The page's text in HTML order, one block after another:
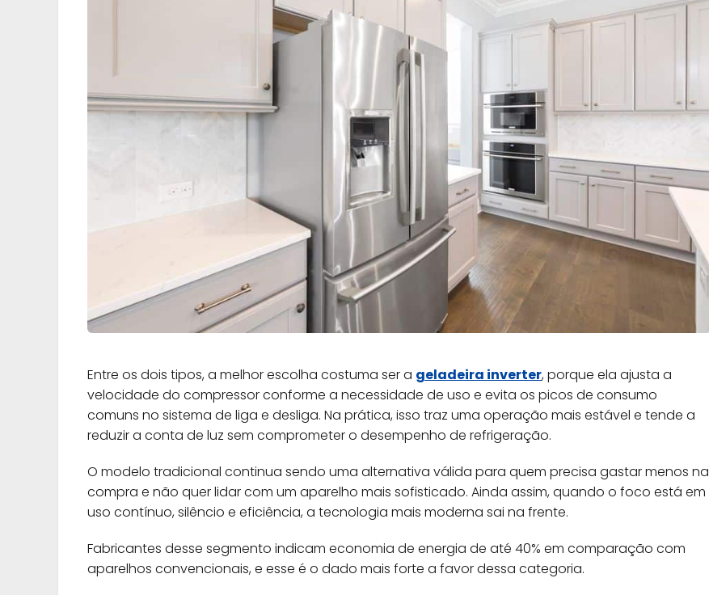
Entre os dois tipos, a melhor escolha costuma ser a geladeira inverter, porque ela ajusta a
velocidade do compressor conforme a necessidade de uso e evita os picos de consumo
comuns no sistema de liga e desliga. Na prática, isso traz uma operação mais estável e tende a
reduzir a conta de luz sem comprometer o desempenho de refrigeração.
O modelo tradicional continua sendo uma alternativa válida para quem precisa gastar menos na
compra e não quer lidar com um aparelho mais sofisticado. Ainda assim, quando o foco está em
uso contínuo, silêncio e eficiência, a tecnologia mais moderna sai na frente.
Fabricantes desse segmento indicam economia de energia de até 40% em comparação com
aparelhos convencionais, e esse é o dado mais forte a favor dessa categoria.